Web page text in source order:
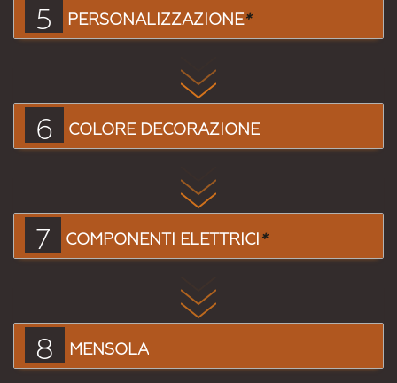
5 PERSONALIZZAZIONE*
6 COLORE DECORAZIONE
7 COMPONENTI ELETTRICI*
8 MENSOLA